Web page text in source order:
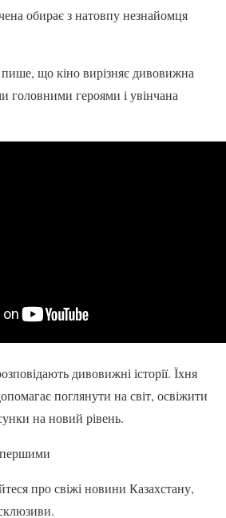
обирає з натовпу незнайомця
що кіно вирізняє дивовижна
головними героями і увінчана
дивовижні історії. Їхня
поглянути на світ, освіжити
на новий рівень.
першими
про свіжі новини Казахстану,